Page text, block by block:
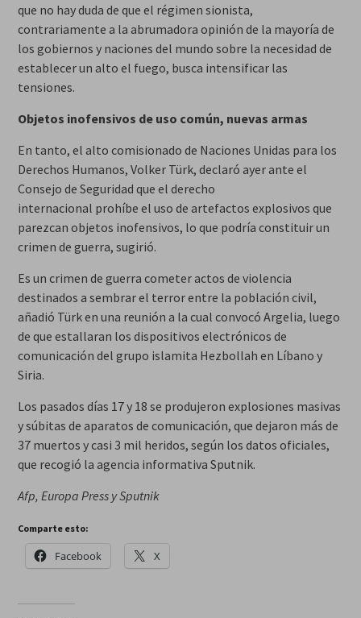
que no hay duda de que el régimen sionista,
contrariamente a la abrumadora opinión de la mayoría de
los gobiernos y naciones del mundo sobre la necesidad de
establecer un alto el fuego, busca intensificar las
tensiones.
Objetos inofensivos de uso común, nuevas armas
En tanto, el alto comisionado de Naciones Unidas para los
Derechos Humanos, Volker Türk, declaró ayer ante el
Consejo de Seguridad que el derecho
internacional prohíbe el uso de artefactos explosivos que
parezcan objetos inofensivos, lo que podría constituir un
crimen de guerra, sugirió.
Es un crimen de guerra cometer actos de violencia
destinados a sembrar el terror entre la población civil,
añadió Türk en una reunión a la cual convocó Argelia, luego
de que estallaran los dispositivos electrónicos de
comunicación del grupo islamita Hezbollah en Líbano y
Siria.
Los pasados días 17 y 18 se produjeron explosiones masivas
y súbitas de aparatos de comunicación, que dejaron más de
37 muertos y casi 3 mil heridos, según los datos oficiales,
que recogió la agencia informativa Sputnik.
Afp, Europa Press y Sputnik
Comparte esto:
Facebook X